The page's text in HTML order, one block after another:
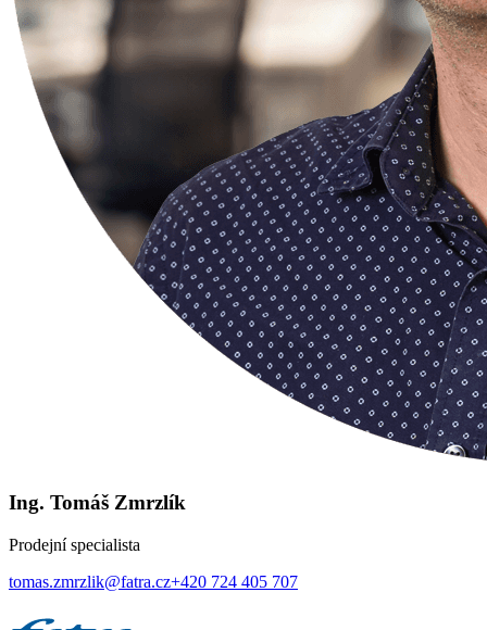
Ing. Tomáš Zmrzlík
Prodejní specialista
tomas.zmrzlik@fatra.cz+420 724 405 707